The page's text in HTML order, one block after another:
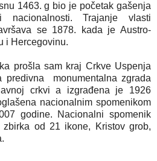
1463. g bio je početak gašenja
nacionalnosti. Trajanje vlasti
se 1878. kada je Austro-
prošla sam kraj Crkve Uspenja
predivna  monumentalna zgrada
crkvi a izgrađena je 1926
nacionalnim spomenikom
godine. Nacionalni spomenik
od 21 ikone, Kristov grob,